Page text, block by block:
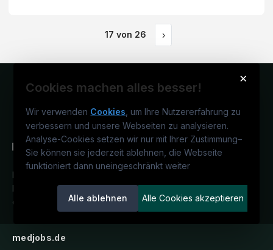
17 von 26 ›
×
Cookies machen alles besser!
Wir verwenden Cookies , um Ihre Nutzererfahrung zu
verbessern und unsere Webseiten zu analysieren.
Analyse-Cookies setzen wir nur mit Ihrer Zustimmung–
Sie können sie jederzeit ablehnen, die Webseite
funktioniert dann uneingeschränkt weiter
Alle ablehnen Alle Cookies akzeptieren
Deutschlands medizinisches
Karriereportal.Ein Service der
candidatis GmbH.
medjobs.de